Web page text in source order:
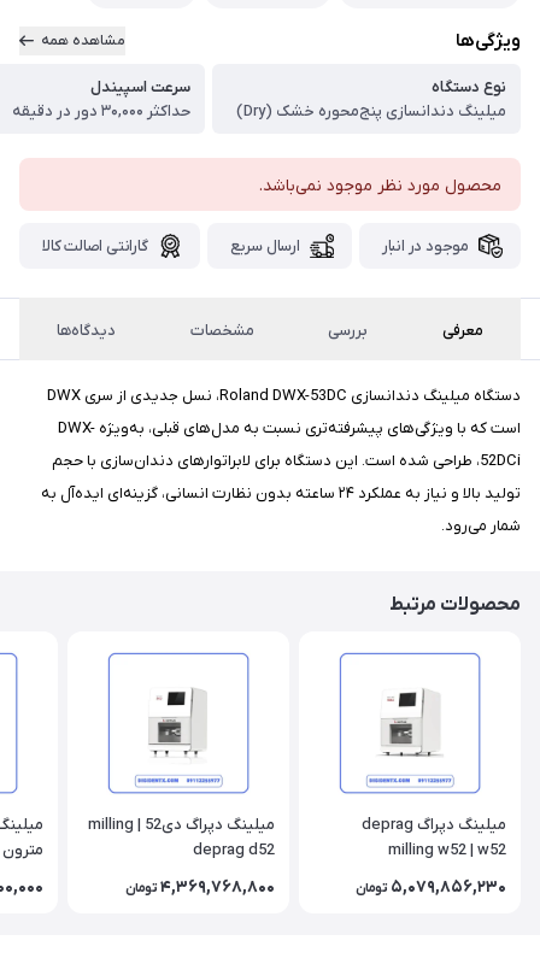
ویژگی‌ها مشاهده همه
نوع دستگاه
میلینگ دندانسازی پنج‌محوره خشک (Dry)
سرعت اسپیندل
حداکثر ۳۰,۰۰۰ دور در دقیقه
محصول مورد نظر موجود نمی‌باشد.
موجود در انبار ارسال سریع گارانتی اصالت کالا
معرفی بررسی مشخصات دیدگاه‌ها
دستگاه میلینگ دندانسازی Roland DWX-53DC، نسل جدیدی از سری DWX
است که با ویژگی‌های پیشرفته‌تری نسبت به مدل‌های قبلی، به‌ویژه DWX-
52DCi، طراحی شده است. این دستگاه برای لابراتوارهای دندان‌سازی با حجم
تولید بالا و نیاز به عملکرد ۲۴ ساعته بدون نظارت انسانی، گزینه‌ای ایده‌آل به
شمار می‌رود.
محصولات مرتبط
میلینگ دپراگ deprag
milling w52 | w52
5,079,856,230 تومان
میلینگ دپراگ دی52 | milling
deprag d52
4,369,768,800 تومان